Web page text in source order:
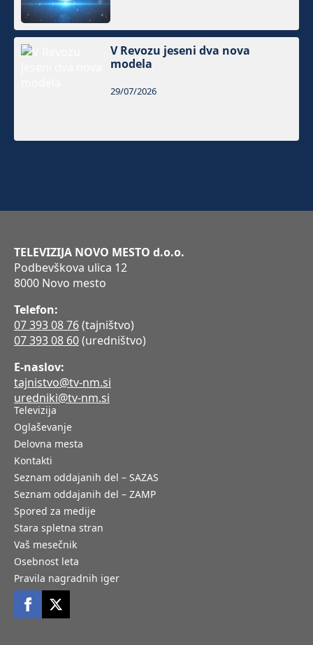
V Revozu jeseni dva nova
modela
29/07/2026
TELEVIZIJA NOVO MESTO d.o.o.
Podbevškova ulica 12
8000 Novo mesto
Telefon:
07 393 08 76(tajništvo)
07 393 08 60(uredništvo)
E-naslov:
tajnistvo@tv-nm.si
uredniki@tv-nm.si
Televizija
Oglaševanje
Delovna mesta
Kontakti
Seznam oddajanih del – SAZAS
Seznam oddajanih del – ZAMP
Spored za medije
Stara spletna stran
Vaš mesečnik
Osebnost leta
Pravila nagradnih iger